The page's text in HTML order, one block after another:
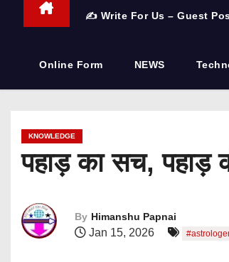
✍️ Write For Us – Guest
Online Form NEWS
KNOWLEDGE
पहाड़ का सच, पहाड़
By Himanshu Papnai
Jan 15, 2026